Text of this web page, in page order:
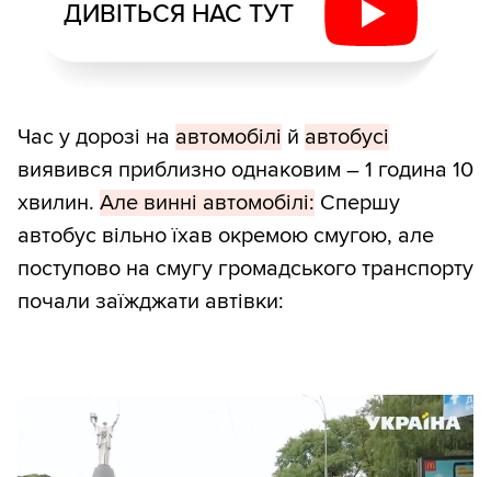
ДИВІТЬСЯ НАС ТУТ
Час у дорозі на автомобілі й автобусі
виявився приблизно однаковим – 1 година 10
хвилин. Але винні автомобілі: Спершу
автобус вільно їхав окремою смугою, але
поступово на смугу громадського транспорту
почали заїжджати автівки: